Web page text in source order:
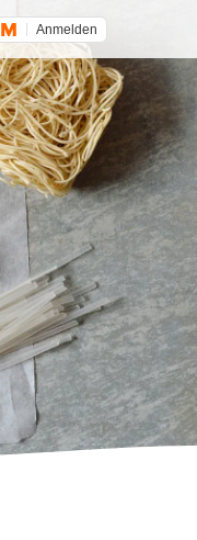
öffnen
Anmelden